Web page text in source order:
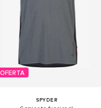
OFERTA
SPYDER